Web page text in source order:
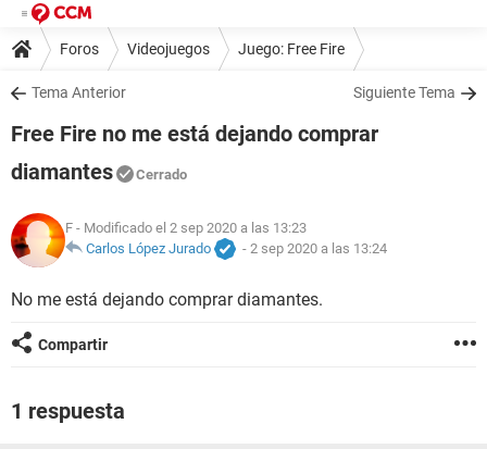
Foros Videojuegos Juego: Free Fire
Tema Anterior Siguiente Tema
Free Fire no me está dejando comprar
diamantes
Cerrado
F - Modificado el 2 sep 2020 a las 13:23
Carlos López Jurado
- 2 sep 2020 a las 13:24
No me está dejando comprar diamantes.
Compartir
1 respuesta